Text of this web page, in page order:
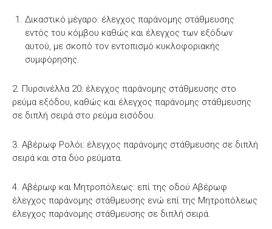
Δικαστικό μέγαρο: έλεγχος παράνομης στάθμευσης
εντός του κόμβου καθώς και έλεγχος των εξόδων
αυτού, με σκοπό τον εντοπισμό κυκλοφοριακής
συμφόρησης.
2. Πυρσινέλλα 20: έλεγχος παράνομης στάθμευσης στο
ρεύμα εξόδου, καθώς και έλεγχος παράνομης στάθμευσης
σε διπλή σειρά στο ρεύμα εισόδου.
3. Αβέρωφ Ρολόι: έλεγχος παράνομης στάθμευσης σε διπλή
σειρά και στα δύο ρεύματα.
4. Αβέρωφ και Μητροπόλεως: επί της οδού Αβέρωφ
έλεγχος παράνομης στάθμευσης ενώ επί της Μητροπόλεως
έλεγχος παράνομης στάθμευσης σε διπλή σειρά.